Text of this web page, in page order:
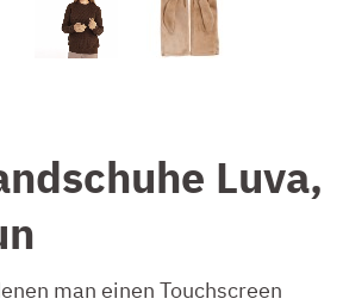
Luva,
man einen Touchscreen